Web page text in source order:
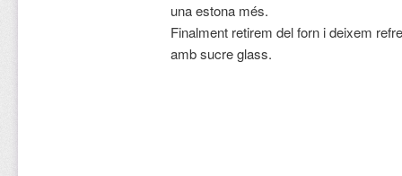
una estona més.
Finalment retirem del forn i deixem
amb sucre glass.